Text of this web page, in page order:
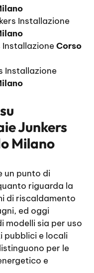
Installazione
InstallazioneCorso
Installazione
Junkers
Milano
un punto di
riguarda la
di riscaldamento
ed oggi
modelli sia per uso
pubblici e locali
per le
e